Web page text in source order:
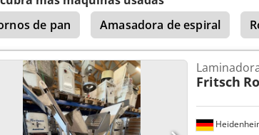
Con depósito de harina Dimensiones en posición
x alto) Equipo nuevo Con 24 meses de
Caja de repuestos Dkodsu Rz D Depfx Ap
disponibles en stock!
de pan
Amasadora de espiral
Fritsch